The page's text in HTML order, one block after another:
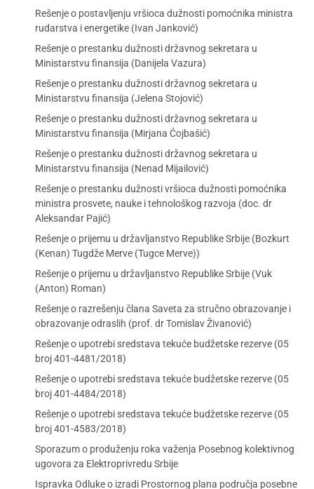
Rešenje o postavljenju vršioca dužnosti pomoćnika ministra
rudarstva i energetike (Ivan Janković)
Rešenje o prestanku dužnosti državnog sekretara u
Ministarstvu finansija (Danijela Vazura)
Rešenje o prestanku dužnosti državnog sekretara u
Ministarstvu finansija (Jelena Stojović)
Rešenje o prestanku dužnosti državnog sekretara u
Ministarstvu finansija (Mirjana Ćojbašić)
Rešenje o prestanku dužnosti državnog sekretara u
Ministarstvu finansija (Nenad Mijailović)
Rešenje o prestanku dužnosti vršioca dužnosti pomoćnika
ministra prosvete, nauke i tehnološkog razvoja (doc. dr
Aleksandar Pajić)
Rešenje o prijemu u državljanstvo Republike Srbije (Bozkurt
(Kenan) Tugdže Merve (Tugce Merve))
Rešenje o prijemu u državljanstvo Republike Srbije (Vuk
(Anton) Roman)
Rešenje o razrešenju člana Saveta za stručno obrazovanje i
obrazovanje odraslih (prof. dr Tomislav Živanović)
Rešenje o upotrebi sredstava tekuće budžetske rezerve (05
broj 401-4481/2018)
Rešenje o upotrebi sredstava tekuće budžetske rezerve (05
broj 401-4484/2018)
Rešenje o upotrebi sredstava tekuće budžetske rezerve (05
broj 401-4583/2018)
Sporazum o produženju roka važenja Posebnog kolektivnog
ugovora za Elektroprivredu Srbije
Ispravka Odluke o izradi Prostornog plana područja posebne